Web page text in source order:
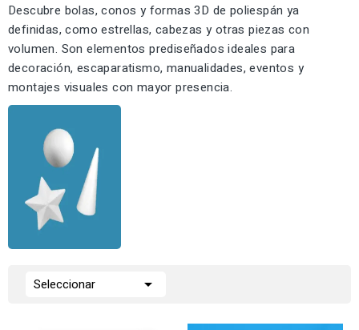
Descubre bolas, conos y formas 3D de poliespán ya
definidas, como estrellas, cabezas y otras piezas con
volumen. Son elementos prediseñados ideales para
decoración, escaparatismo, manualidades, eventos y
montajes visuales con mayor presencia.
Seleccionar 